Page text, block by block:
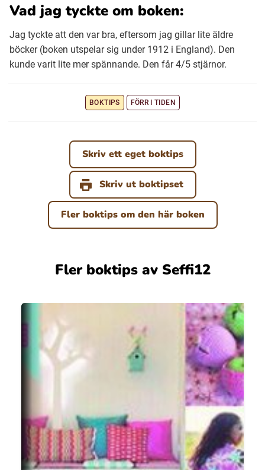
Vad jag tyckte om boken:
Jag tyckte att den var bra, eftersom jag gillar lite äldre
böcker (boken utspelar sig under 1912 i England). Den
kunde varit lite mer spännande. Den får 4/5 stjärnor.
BOKTIPS FÖRR I TIDEN
Skriv ett eget boktips
Skriv ut boktipset
Fler boktips om den här boken
Fler boktips av Seffi12